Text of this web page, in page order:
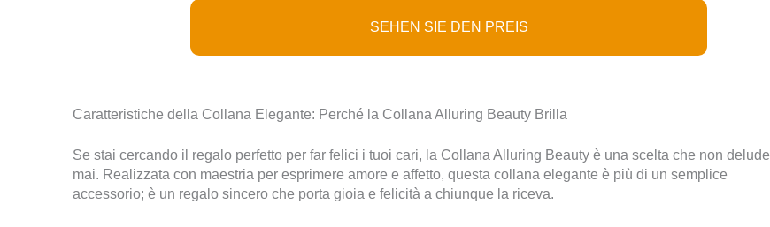
SEHEN SIE DEN PREIS
Caratteristiche della Collana Elegante: Perché la Collana Alluring Beauty Brilla
Se stai cercando il regalo perfetto per far felici i tuoi cari, la Collana Alluring Beauty è una scelta che non delude
mai. Realizzata con maestria per esprimere amore e affetto, questa collana elegante è più di un semplice
accessorio; è un regalo sincero che porta gioia e felicità a chiunque la riceva.